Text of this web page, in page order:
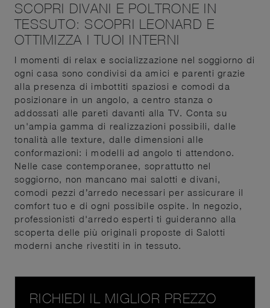
SCOPRI DIVANI E POLTRONE IN
TESSUTO: SCOPRI LEONARD E
OTTIMIZZA I TUOI INTERNI
I momenti di relax e socializzazione nel soggiorno di
ogni casa sono condivisi da amici e parenti grazie
alla presenza di imbottiti spaziosi e comodi da
posizionare in un angolo, a centro stanza o
addossati alle pareti davanti alla TV. Conta su
un'ampia gamma di realizzazioni possibili, dalle
tonalità alle texture, dalle dimensioni alle
conformazioni: i modelli ad angolo ti attendono.
Nelle case contemporanee, soprattutto nel
soggiorno, non mancano mai salotti e divani,
comodi pezzi d’arredo necessari per assicurare il
comfort tuo e di ogni possibile ospite. In negozio,
professionisti d'arredo esperti ti guideranno alla
scoperta delle più originali proposte di Salotti
moderni anche rivestiti in in tessuto.
RICHIEDI IL MIGLIOR PREZZO